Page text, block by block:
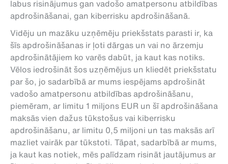
labus risinājumus gan vadošo amatpersonu atbildības
apdrošināšanai, gan kiberrisku apdrošināšanā.
Vidēju un mazāku uzņēmēju priekšstats parasti ir, ka
šīs apdrošināšanas ir ļoti dārgas un vai no ārzemju
apdrošinātājiem ko varēs dabūt, ja kaut kas notiks.
Vēlos iedrošināt šos uzņēmējus un kliedēt priekšstatu
par šo, jo sadarbībā ar mums iespējams apdrošināt
vadošo amatpersonu atbildības apdrošināšanu,
piemēram, ar limitu 1 miljons EUR un šī apdrošināšana
maksās vien dažus tūkstošus vai kiberrisku
apdrošināšanu, ar limitu 0,5 miljoni un tas maksās arī
mazliet vairāk par tūkstoti. Tāpat, sadarbībā ar mums,
ja kaut kas notiek, mēs palīdzam risināt jautājumus ar